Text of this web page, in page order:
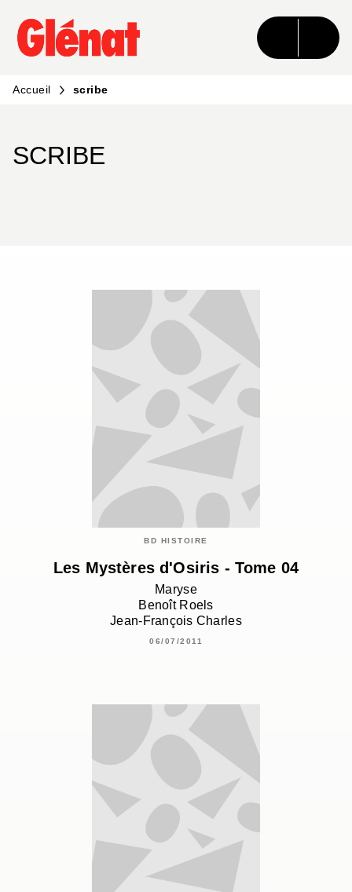
MENU RECHERCHE CONTENU
PIED DE PAGE
Accueil scribe
SCRIBE
BD HISTOIRE
Les Mystères d'Osiris - Tome 04
Maryse
Benoît Roels
Jean-François Charles
06/07/2011